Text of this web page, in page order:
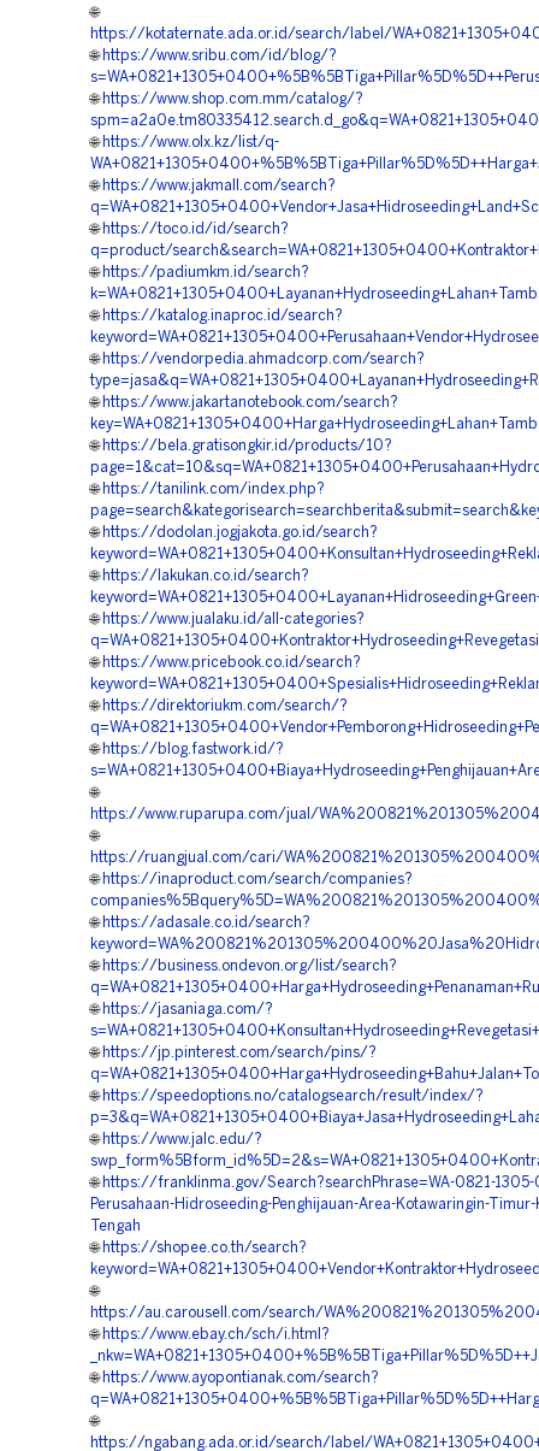
🌐
https://kotaternate.ada.or.id/search/label/
🌐 https://www.sribu.com/id/blog/?
🌐 https://www.shop.com.mm/catalog/?
🌐 https://www.olx.kz/list/q-
🌐 https://www.jakmall.com/search?
🌐 https://toco.id/id/search?
q=product/
🌐 https://padiumkm.id/search?
🌐 https://katalog.inaproc.id/search?
🌐 https://vendorpedia.ahmadcorp.com/search?
🌐 https://www.jakartanotebook.com/search?
🌐 https://bela.gratisongkir.id/products/10?
🌐 https://tanilink.com/index.php?
🌐 https://dodolan.jogjakota.go.id/search?
🌐 https://lakukan.co.id/search?
🌐 https://www.jualaku.id/all-categories?
🌐 https://www.pricebook.co.id/search?
🌐 https://direktoriukm.com/search/?
🌐 https://blog.fastwork.id/?
🌐
https://www.ruparupa.com/jual/
🌐
https://ruangjual.com/cari/
🌐 https://inaproduct.com/search/companies?
🌐 https://adasale.co.id/search?
🌐 https://business.ondevon.org/list/search?
🌐 https://jasaniaga.com/?
🌐 https://jp.pinterest.com/search/pins/?
🌐 https://speedoptions.no/catalogsearch/result/index/?
🌐 https://www.jalc.edu/?
🌐 https://franklinma.gov/Search?searchPhrase=WA-0821-
Perusahaan-Hidroseeding-Penghijauan-Area-Kotawaringin-
Tengah
🌐 https://shopee.co.th/search?
🌐
https://au.carousell.com/search/
🌐 https://www.ebay.ch/sch/i.html?
🌐 https://www.ayopontianak.com/search?
🌐
https://ngabang.ada.or.id/search/label/